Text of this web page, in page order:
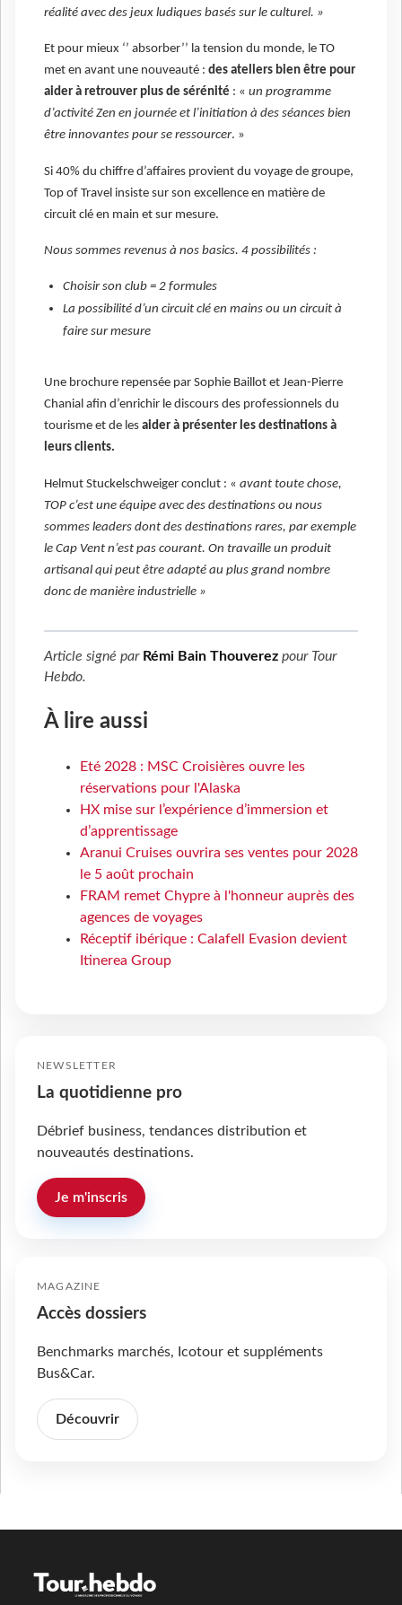
réalité avec des jeux ludiques basés sur le culturel. »
Et pour mieux ‘’ absorber’’ la tension du monde, le TO
met en avant une nouveauté : des ateliers bien être pour
aider à retrouver plus de sérénité : « un programme
d’activité Zen en journée et l’initiation à des séances bien
être innovantes pour se ressourcer. »
Si 40% du chiffre d’affaires provient du voyage de groupe,
Top of Travel insiste sur son excellence en matière de
circuit clé en main et sur mesure.
Nous sommes revenus à nos basics. 4 possibilités :
Choisir son club = 2 formules
La possibilité d’un circuit clé en mains ou un circuit à
faire sur mesure
Une brochure repensée par Sophie Baillot et Jean-Pierre
Chanial afin d’enrichir le discours des professionnels du
tourisme et de les aider à présenter les destinations à
leurs clients.
Helmut Stuckelschweiger conclut : « avant toute chose,
TOP c’est une équipe avec des destinations ou nous
sommes leaders dont des destinations rares, par exemple
le Cap Vent n’est pas courant. On travaille un produit
artisanal qui peut être adapté au plus grand nombre
donc de manière industrielle »
Article signé par Rémi Bain Thouverez pour Tour
Hebdo.
À lire aussi
Eté 2028 : MSC Croisières ouvre les
réservations pour l'Alaska
HX mise sur l’expérience d’immersion et
d’apprentissage
Aranui Cruises ouvrira ses ventes pour 2028
le 5 août prochain
FRAM remet Chypre à l'honneur auprès des
agences de voyages
Réceptif ibérique : Calafell Evasion devient
Itinerea Group
NEWSLETTER
La quotidienne pro
Débrief business, tendances distribution et
nouveautés destinations.
Je m'inscris
MAGAZINE
Accès dossiers
Benchmarks marchés, Icotour et suppléments
Bus&Car.
Découvrir